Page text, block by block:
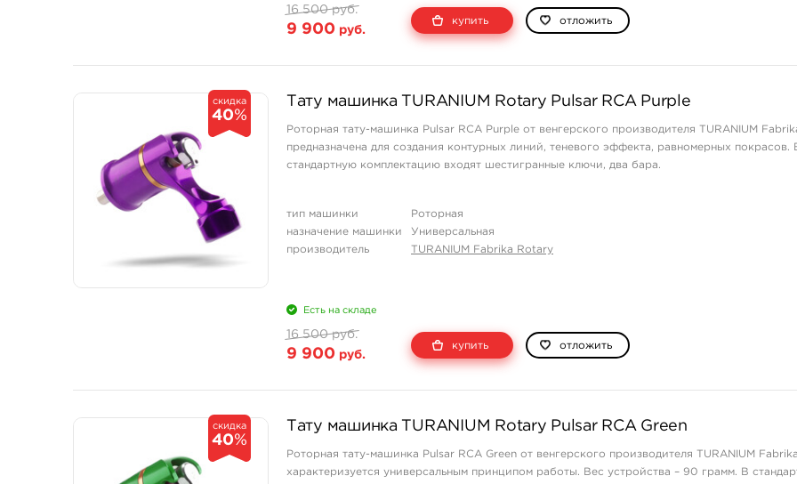
16 500 руб.
9 900 руб.
купить отложить
скидка
40%
Тату машинка TURANIUM Rotary Pulsar RCA Purple
Роторная тату-машинка Pulsar RCA Purple от венгерского производителя TURANIUM
предназначена для создания контурных линий, теневого эффекта, равномерных покрасов.
стандартную комплектацию входят шестигранные ключи, два бара.
тип машинки
Роторная
назначение машинки
Универсальная
производитель
TURANIUM Fabrika Rotary
Есть на складе
16 500 руб.
9 900 руб.
купить отложить
скидка
40%
Тату машинка TURANIUM Rotary Pulsar RCA Green
Роторная тату-машинка Pulsar RCA Green от венгерского производителя TURANIUM
характеризуется универсальным принципом работы. Вес устройства – 90 грамм. В